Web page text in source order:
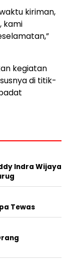
kiriman,
kami
kegiatan
di titik-
Indra Wijaya
Tewas